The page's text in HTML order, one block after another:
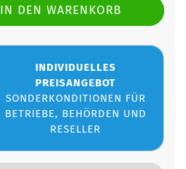
INDIVIDUELLES
PREISANGEBOT
SONDERKONDITIONEN FÜR
BETRIEBE, BEHÖRDEN UND
RESELLER